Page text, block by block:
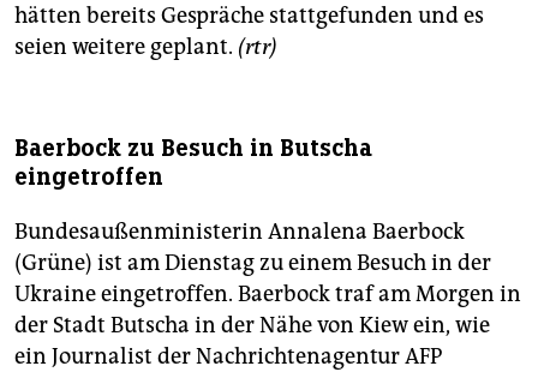
hätten bereits Gespräche stattgefunden und es
seien weitere geplant. (rtr)
Baerbock zu Besuch in Butscha
eingetroffen
Bundesaußenministerin Annalena Baerbock
(Grüne) ist am Dienstag zu einem Besuch in der
Ukraine eingetroffen. Baerbock traf am Morgen in
der Stadt Butscha in der Nähe von Kiew ein, wie
ein Journalist der Nachrichtenagentur AFP